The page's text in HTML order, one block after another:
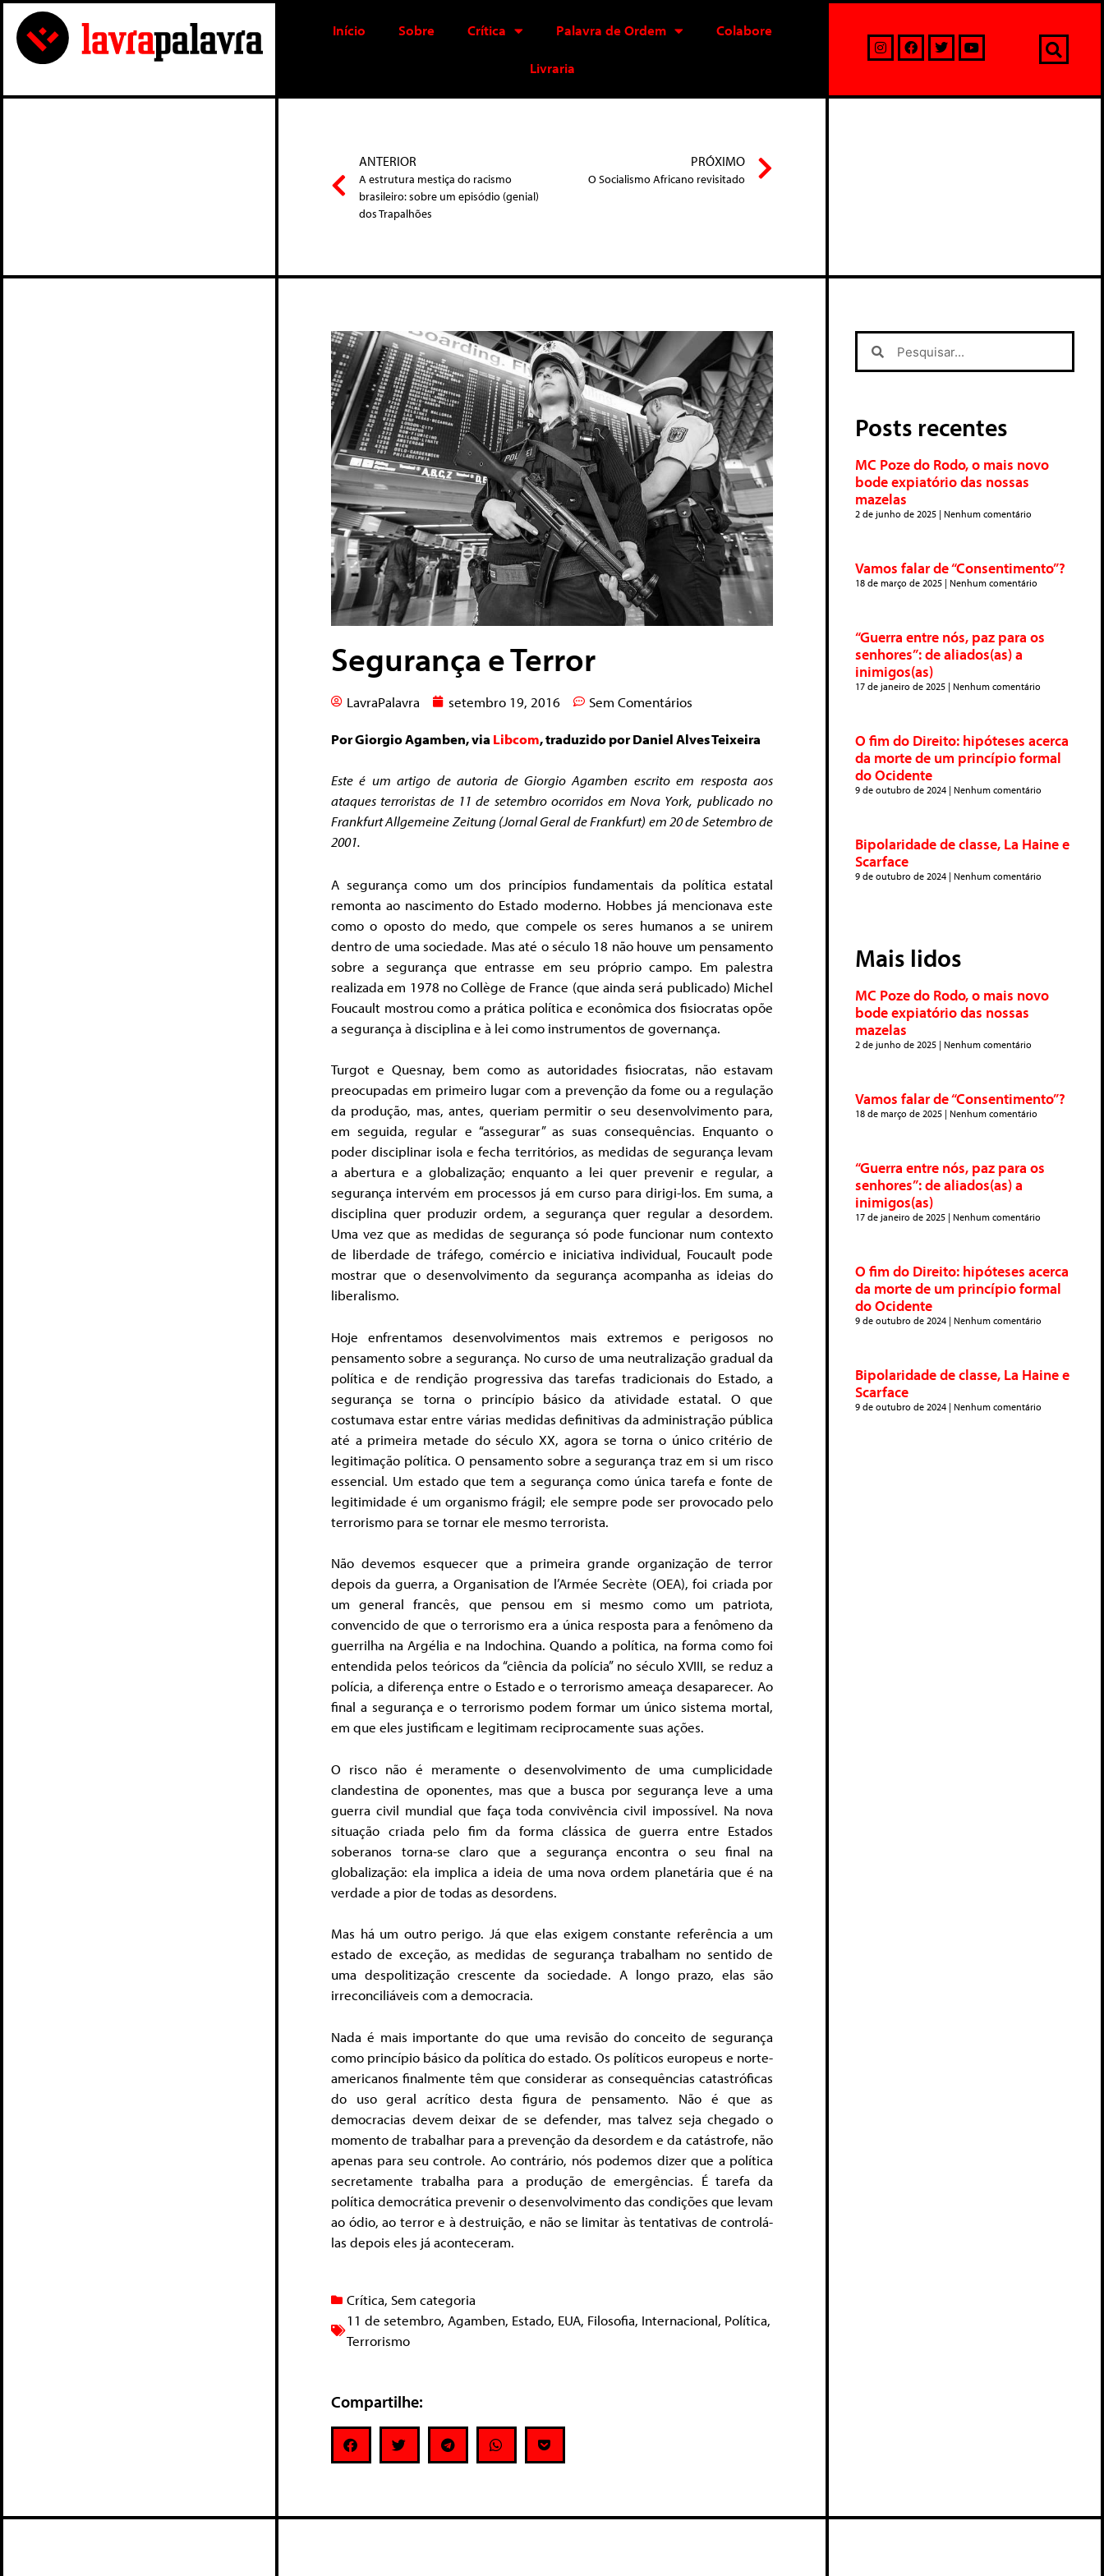
Início Sobre Crítica Palavra de Ordem Colabore
Livraria
ANTERIOR
A estrutura mestiça do racismo
brasileiro: sobre um episódio (genial)
dos Trapalhões
PRÓXIMO
O Socialismo Africano revisitado
Segurança e Terror
LavraPalavra setembro 19, 2016 Sem Comentários
Por Giorgio Agamben, via Libcom, traduzido por Daniel Alves Teixeira
Este é um artigo de autoria de Giorgio Agamben escrito em resposta aos
ataques terroristas de 11 de setembro ocorridos em Nova York, publicado no
Frankfurt Allgemeine Zeitung (Jornal Geral de Frankfurt) em 20 de Setembro de
2001.
A segurança como um dos princípios fundamentais da política estatal
remonta ao nascimento do Estado moderno. Hobbes já mencionava este
como o oposto do medo, que compele os seres humanos a se unirem
dentro de uma sociedade. Mas até o século 18 não houve um pensamento
sobre a segurança que entrasse em seu próprio campo. Em palestra
realizada em 1978 no Collège de France (que ainda será publicado) Michel
Foucault mostrou como a prática política e econômica dos fisiocratas opõe
a segurança à disciplina e à lei como instrumentos de governança.
Turgot e Quesnay, bem como as autoridades fisiocratas, não estavam
preocupadas em primeiro lugar com a prevenção da fome ou a regulação
da produção, mas, antes, queriam permitir o seu desenvolvimento para,
em seguida, regular e “assegurar” as suas consequências. Enquanto o
poder disciplinar isola e fecha territórios, as medidas de segurança levam
a abertura e a globalização; enquanto a lei quer prevenir e regular, a
segurança intervém em processos já em curso para dirigi-los. Em suma, a
disciplina quer produzir ordem, a segurança quer regular a desordem.
Uma vez que as medidas de segurança só pode funcionar num contexto
de liberdade de tráfego, comércio e iniciativa individual, Foucault pode
mostrar que o desenvolvimento da segurança acompanha as ideias do
liberalismo.
Hoje enfrentamos desenvolvimentos mais extremos e perigosos no
pensamento sobre a segurança. No curso de uma neutralização gradual da
política e de rendição progressiva das tarefas tradicionais do Estado, a
segurança se torna o princípio básico da atividade estatal. O que
costumava estar entre várias medidas definitivas da administração pública
até a primeira metade do século XX, agora se torna o único critério de
legitimação política. O pensamento sobre a segurança traz em si um risco
essencial. Um estado que tem a segurança como única tarefa e fonte de
legitimidade é um organismo frágil; ele sempre pode ser provocado pelo
terrorismo para se tornar ele mesmo terrorista.
Não devemos esquecer que a primeira grande organização de terror
depois da guerra, a Organisation de l’Armée Secrète (OEA), foi criada por
um general francês, que pensou em si mesmo como um patriota,
convencido de que o terrorismo era a única resposta para a fenômeno da
guerrilha na Argélia e na Indochina. Quando a política, na forma como foi
entendida pelos teóricos da “ciência da polícia” no século XVIII, se reduz a
polícia, a diferença entre o Estado e o terrorismo ameaça desaparecer. Ao
final a segurança e o terrorismo podem formar um único sistema mortal,
em que eles justificam e legitimam reciprocamente suas ações.
O risco não é meramente o desenvolvimento de uma cumplicidade
clandestina de oponentes, mas que a busca por segurança leve a uma
guerra civil mundial que faça toda convivência civil impossível. Na nova
situação criada pelo fim da forma clássica de guerra entre Estados
soberanos torna-se claro que a segurança encontra o seu final na
globalização: ela implica a ideia de uma nova ordem planetária que é na
verdade a pior de todas as desordens.
Mas há um outro perigo. Já que elas exigem constante referência a um
estado de exceção, as medidas de segurança trabalham no sentido de
uma despolitização crescente da sociedade. A longo prazo, elas são
irreconciliáveis com a democracia.
Nada é mais importante do que uma revisão do conceito de segurança
como princípio básico da política do estado. Os políticos europeus e norte-
americanos finalmente têm que considerar as consequências catastróficas
do uso geral acrítico desta figura de pensamento. Não é que as
democracias devem deixar de se defender, mas talvez seja chegado o
momento de trabalhar para a prevenção da desordem e da catástrofe, não
apenas para seu controle. Ao contrário, nós podemos dizer que a política
secretamente trabalha para a produção de emergências. É tarefa da
política democrática prevenir o desenvolvimento das condições que levam
ao ódio, ao terror e à destruição, e não se limitar às tentativas de controlá-
las depois eles já aconteceram.
Crítica, Sem categoria
11 de setembro, Agamben, Estado, EUA, Filosofia, Internacional, Política,
Terrorismo
Compartilhe:
Posts recentes
MC Poze do Rodo, o mais novo
bode expiatório das nossas
mazelas
2 de junho de 2025 Nenhum comentário
Vamos falar de “Consentimento”?
18 de março de 2025 Nenhum comentário
“Guerra entre nós, paz para os
senhores”: de aliados(as) a
inimigos(as)
17 de janeiro de 2025 Nenhum comentário
O fim do Direito: hipóteses acerca
da morte de um princípio formal
do Ocidente
9 de outubro de 2024 Nenhum comentário
Bipolaridade de classe, La Haine e
Scarface
9 de outubro de 2024 Nenhum comentário
Mais lidos
MC Poze do Rodo, o mais novo
bode expiatório das nossas
mazelas
2 de junho de 2025 Nenhum comentário
Vamos falar de “Consentimento”?
18 de março de 2025 Nenhum comentário
“Guerra entre nós, paz para os
senhores”: de aliados(as) a
inimigos(as)
17 de janeiro de 2025 Nenhum comentário
O fim do Direito: hipóteses acerca
da morte de um princípio formal
do Ocidente
9 de outubro de 2024 Nenhum comentário
Bipolaridade de classe, La Haine e
Scarface
9 de outubro de 2024 Nenhum comentário